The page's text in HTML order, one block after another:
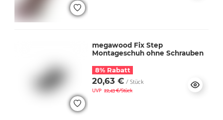
megawood Fix Step
Montageschuh ohne Schrauben
8% Rabatt
20,63 € / Stück
UVP 22,43 €/Stück